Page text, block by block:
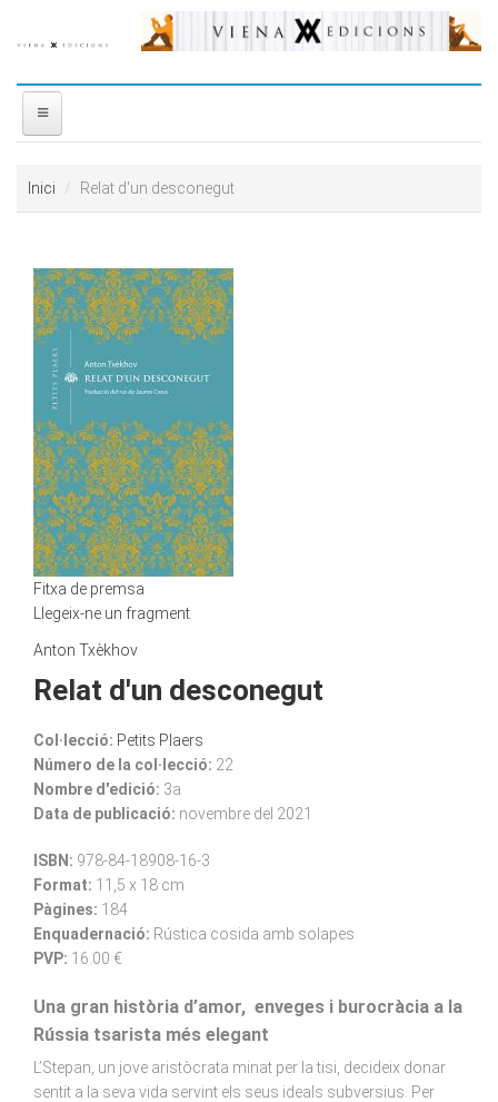
DISTRIBUÏDORA
PREMIS
CONTACTE
Inici Relat d'un desconegut
Fitxa de premsa
Llegeix-ne un fragment
Anton Txèkhov
Relat d'un desconegut
Col·lecció: Petits Plaers
Número de la col·lecció: 22
Nombre d'edició: 3a
Data de publicació: novembre del 2021
ISBN: 978-84-18908-16-3
Format: 11,5 x 18 cm
Pàgines: 184
Enquadernació: Rústica cosida amb solapes
PVP: 16.00 €
Una gran història d’amor, enveges i burocràcia a la
Rússia tsarista més elegant
L’Stepan, un jove aristòcrata minat per la tisi, decideix donar
sentit a la seva vida servint els seus ideals subversius. Per